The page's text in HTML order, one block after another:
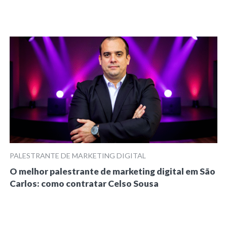
PALESTRANTE DE MARKETING DIGITAL
O melhor palestrante de marketing digital em São
Carlos: como contratar Celso Sousa